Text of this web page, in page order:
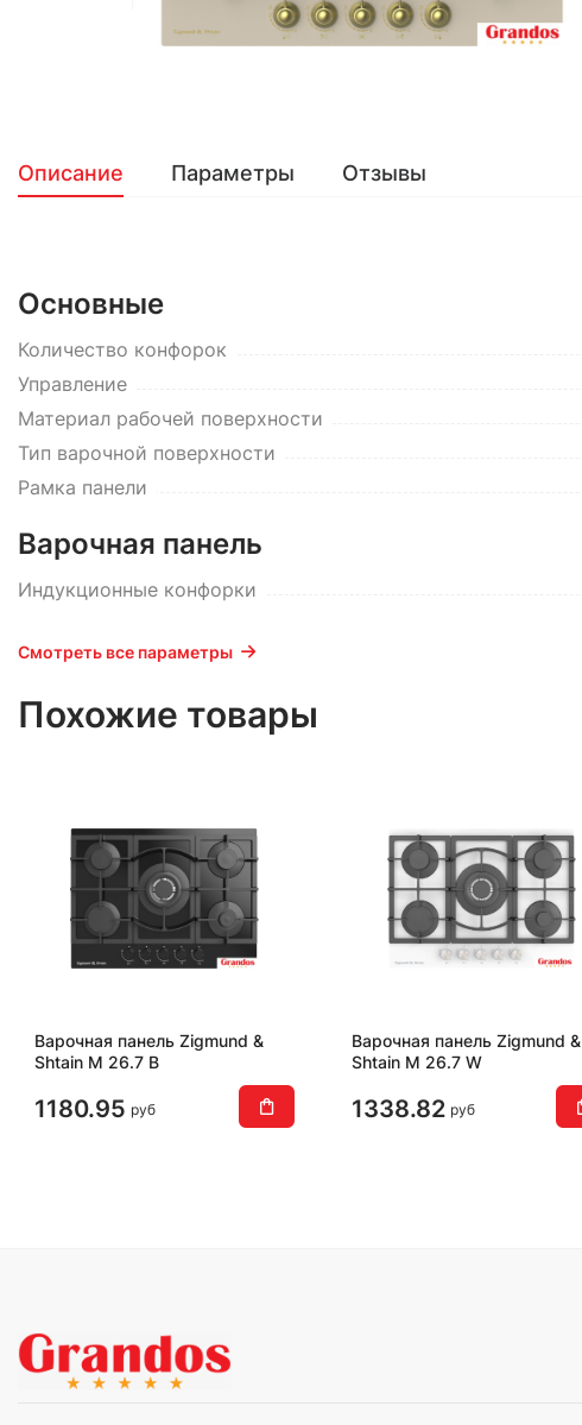
Описание Параметры Отзывы
Основные
Количество конфорок
Управление
Материал рабочей поверхности
Тип варочной поверхности
Рамка панели
Варочная панель
Индукционные конфорки
Смотреть все параметры
Похожие товары
Варочная панель Zigmund &
Shtain M 26.7 B
1180.95 руб
Варочная панель Zigmund &
Shtain M 26.7 W
1338.82 руб